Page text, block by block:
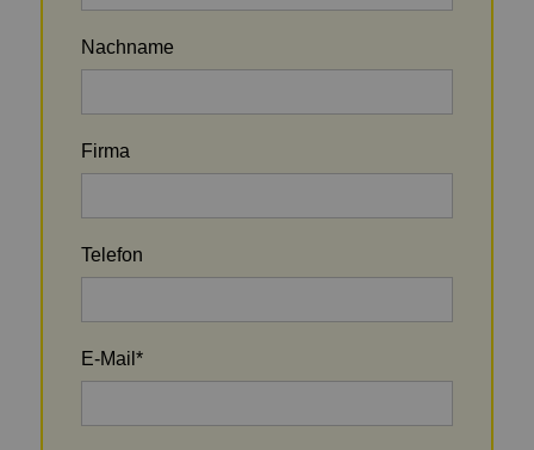
Nachname
Firma
Telefon
E-Mail *